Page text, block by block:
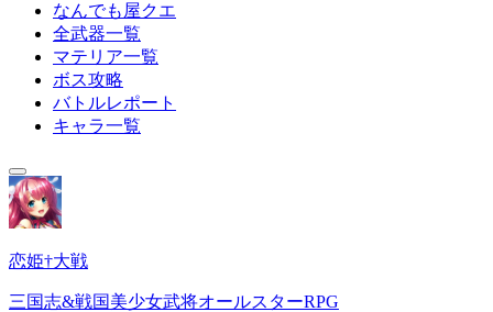
なんでも屋クエ
全武器一覧
マテリア一覧
ボス攻略
バトルレポート
キャラ一覧
恋姫†大戦
三国志&戦国美少女武将オールスターRPG